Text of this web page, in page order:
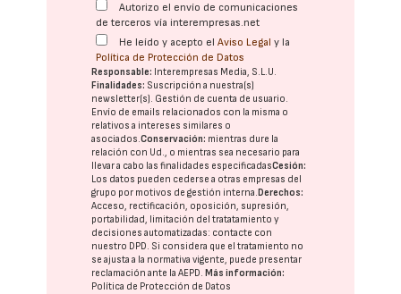
Autorizo el envío de comunicaciones
de terceros vía interempresas.net
He leído y acepto elAviso Legal y la
Política de Protección de Datos
Responsable: Interempresas Media, S.L.U.
Finalidades: Suscripción a nuestra(s)
newsletter(s). Gestión de cuenta de usuario.
Envío de emails relacionados con la misma o
relativos a intereses similares o
asociados.Conservación: mientras dure la
relación con Ud., o mientras sea necesario para
llevar a cabo las finalidades especificadasCesión:
Los datos pueden cederse a otras empresas del
grupo por motivos de gestión interna. Derechos:
Acceso, rectificación, oposición, supresión,
portabilidad, limitación del tratatamiento y
decisiones automatizadas: contacte con
nuestro DPD. Si considera que el tratamiento no
se ajusta a la normativa vigente, puede presentar
reclamación ante laAEPD. Más información:
Política de Protección de Datos